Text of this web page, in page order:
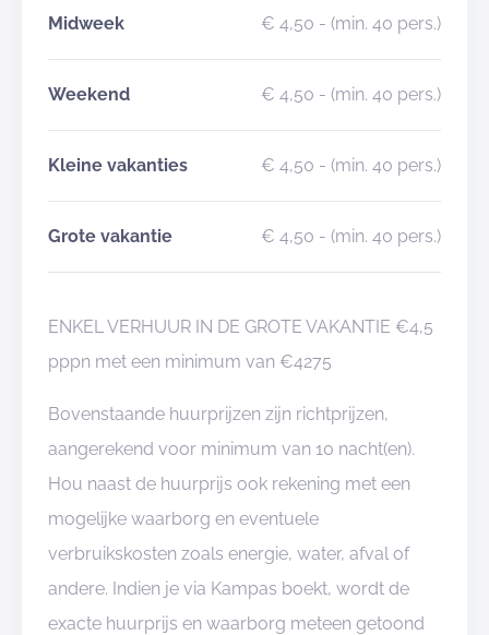
Midweek € 4,50 - (min. 40 pers.)
Weekend € 4,50 - (min. 40 pers.)
Kleine vakanties € 4,50 - (min. 40 pers.)
Grote vakantie € 4,50 - (min. 40 pers.)
ENKEL VERHUUR IN DE GROTE VAKANTIE €4,5
pppn met een minimum van €4275
Bovenstaande huurprijzen zijn richtprijzen,
aangerekend voor minimum van 10 nacht(en).
Hou naast de huurprijs ook rekening met een
mogelijke waarborg en eventuele
verbruikskosten zoals energie, water, afval of
andere. Indien je via Kampas boekt, wordt de
exacte huurprijs en waarborg meteen getoond